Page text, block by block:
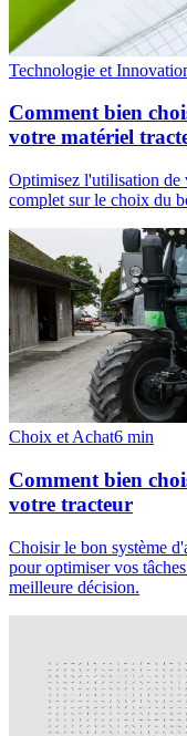
Technologie et
Comment bien
votre matériel
Optimisez l'utilisation de
complet sur le choix du
Choix et Achat6 min
Comment bien
votre tracteur
Choisir le bon système
pour optimiser vos
meilleure décision.